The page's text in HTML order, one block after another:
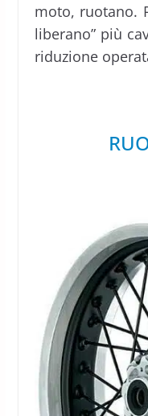
moto, ruotano.
liberano” più
riduzione